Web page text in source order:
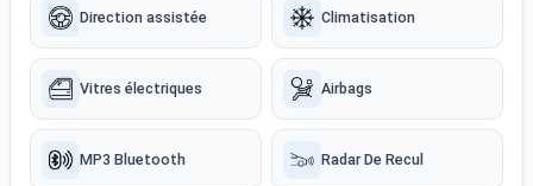
Direction assistée Climatisation
Vitres électriques Airbags
MP3 Bluetooth Radar De Recul